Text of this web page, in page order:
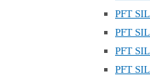
PFT
PFT
PFT
PFT